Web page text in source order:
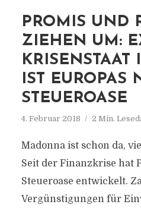
PROMIS UND
ZIEHEN UM:
KRISENSTAAT
IST EUROPAS
STEUEROASE
4. Februar 2018 2 Min.
Madonna ist schon da,
Seit der Finanzkrise hat
Steueroase entwickelt.
Vergünstigungen für